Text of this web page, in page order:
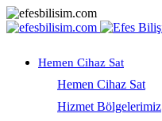
Hemen Cihaz Sat
Hemen Cihaz Sat
Hizmet Bölgelerimiz